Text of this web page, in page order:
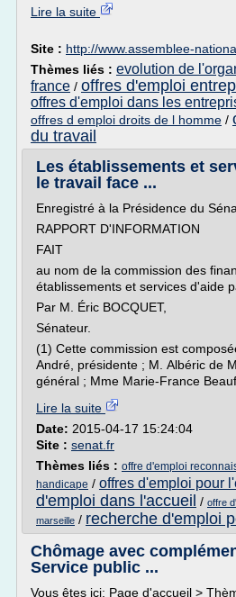
Lire la suite
Site : http://www.assemblee-
Thèmes liés : evolution de
france / offres d'emploi
offres d'emploi dans les
offres d emploi droits de l homme /
du travail
Les établissements et
le travail face ...
Enregistré à la Présidence du
RAPPORT D'INFORMATION
FAIT
au nom de la commission des
établissements et services d'aide
Par M. Éric BOCQUET,
Sénateur.
(1) Cette commission est
André, présidente ; M. Albéric de
général ; Mme Marie-France
Lire la suite
Date: 2015-04-17 15:24:04
Site : senat.fr
Thèmes liés : offre d'emploi
handicape / offres d'emploi pour
d'emploi dans l'accueil / offre
marseille / recherche d'emploi
Chômage avec
Service public ...
Vous êtes ici: Page d'accueil >